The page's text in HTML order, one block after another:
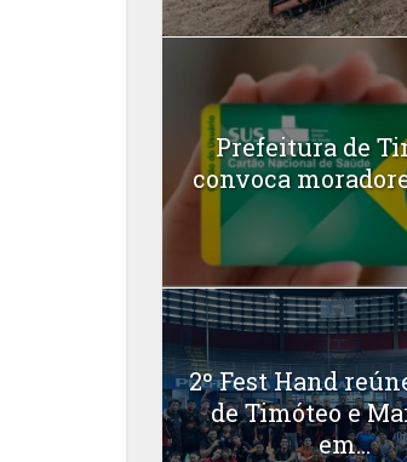
Prefeitura de
convoca
2º Fest Hand
de Timóteo e
em...